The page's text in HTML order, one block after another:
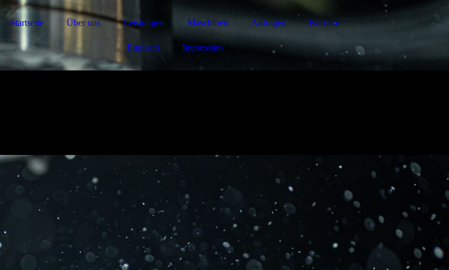
Startseite Über uns Leistungen Maschinen Anfragen Karriere
Englisch Impressum